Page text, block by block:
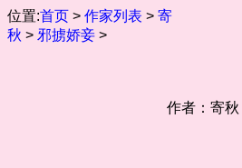
位置:首页 > 作家列表 > 寄
秋 > 邪掳娇妾 >
作者：寄秋